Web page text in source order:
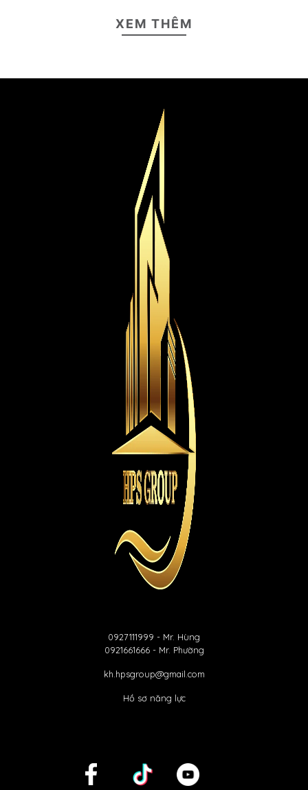
XEM THÊM
0927111999 - Mr. Hùng
0921661666- Mr. Phường
kh.hpsgroup@gmail.com
Hồ sơ năng lực